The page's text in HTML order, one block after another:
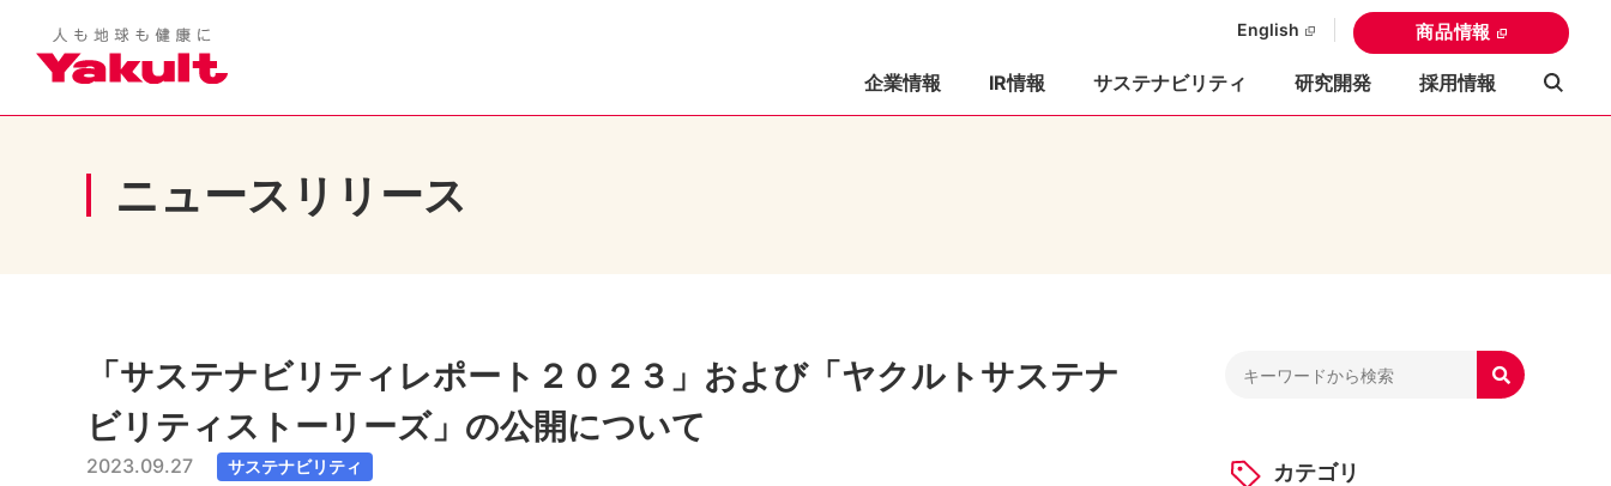
English 商品情報
企業情報 IR情報 サステナビリティ 研究開発 採用情報
ニュースリリース
「サステナビリティレポート２０２３」および「ヤクルトサステナ
ビリティストーリーズ」の公開について
2023.09.27 サステナビリティ

カテゴリ